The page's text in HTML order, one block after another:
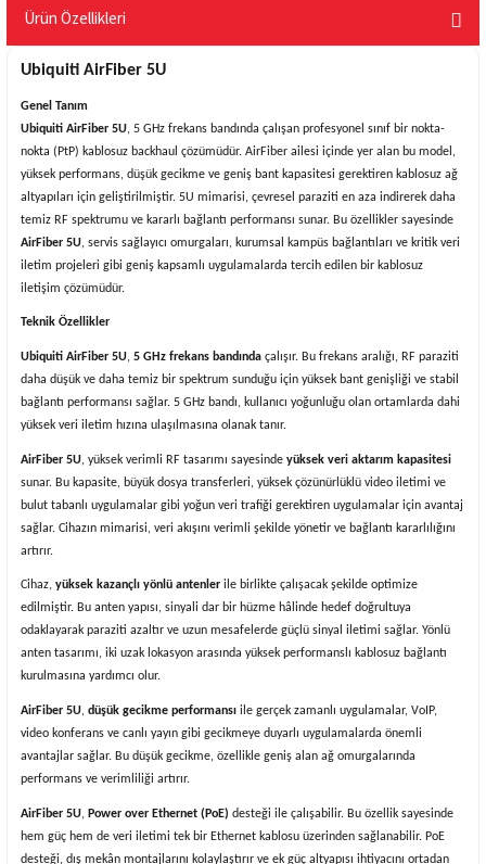
Ürün Özellikleri
Ubiquiti AirFiber 5U
Genel Tanım
Ubiquiti AirFiber 5U, 5 GHz frekans bandında çalışan profesyonel sınıf bir nokta-
nokta (PtP) kablosuz backhaul çözümüdür. AirFiber ailesi içinde yer alan bu model,
yüksek performans, düşük gecikme ve geniş bant kapasitesi gerektiren kablosuz ağ
altyapıları için geliştirilmiştir. 5U mimarisi, çevresel paraziti en aza indirerek daha
temiz RF spektrumu ve kararlı bağlantı performansı sunar. Bu özellikler sayesinde
AirFiber 5U, servis sağlayıcı omurgaları, kurumsal kampüs bağlantıları ve kritik veri
iletim projeleri gibi geniş kapsamlı uygulamalarda tercih edilen bir kablosuz
iletişim çözümüdür.
Teknik Özellikler
Ubiquiti AirFiber 5U, 5 GHz frekans bandında çalışır. Bu frekans aralığı, RF paraziti
daha düşük ve daha temiz bir spektrum sunduğu için yüksek bant genişliği ve stabil
bağlantı performansı sağlar. 5 GHz bandı, kullanıcı yoğunluğu olan ortamlarda dahi
yüksek veri iletim hızına ulaşılmasına olanak tanır.
AirFiber 5U, yüksek verimli RF tasarımı sayesinde yüksek veri aktarım kapasitesi
sunar. Bu kapasite, büyük dosya transferleri, yüksek çözünürlüklü video iletimi ve
bulut tabanlı uygulamalar gibi yoğun veri trafiği gerektiren uygulamalar için avantaj
sağlar. Cihazın mimarisi, veri akışını verimli şekilde yönetir ve bağlantı kararlılığını
artırır.
Cihaz, yüksek kazançlı yönlü antenler ile birlikte çalışacak şekilde optimize
edilmiştir. Bu anten yapısı, sinyali dar bir hüzme hâlinde hedef doğrultuya
odaklayarak paraziti azaltır ve uzun mesafelerde güçlü sinyal iletimi sağlar. Yönlü
anten tasarımı, iki uzak lokasyon arasında yüksek performanslı kablosuz bağlantı
kurulmasına yardımcı olur.
AirFiber 5U, düşük gecikme performansı ile gerçek zamanlı uygulamalar, VoIP,
video konferans ve canlı yayın gibi gecikmeye duyarlı uygulamalarda önemli
avantajlar sağlar. Bu düşük gecikme, özellikle geniş alan ağ omurgalarında
performans ve verimliliği artırır.
AirFiber 5U, Power over Ethernet (PoE) desteği ile çalışabilir. Bu özellik sayesinde
hem güç hem de veri iletimi tek bir Ethernet kablosu üzerinden sağlanabilir. PoE
desteği, dış mekân montajlarını kolaylaştırır ve ek güç altyapısı ihtiyacını ortadan